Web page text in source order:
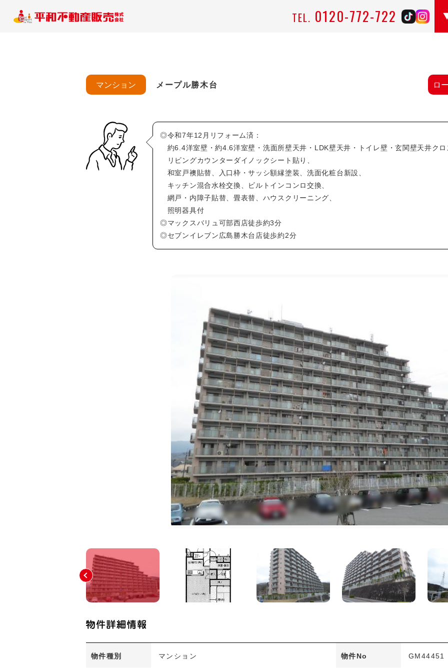
TEL. 0120-772-722
マンション メープル勝木台 ロ
◎令和7年12月リフォーム済：
約6.4洋室壁・約4.6洋室壁・洗面所壁天井・LDK壁天井・トイレ壁・玄関壁天井クロ
リビングカウンターダイノックシート貼り、
和室戸襖貼替、入口枠・サッシ額縁塗装、洗面化粧台新設、
キッチン混合水栓交換、ビルトインコンロ交換、
網戸・内障子貼替、畳表替、ハウスクリーニング、
照明器具付
◎マックスバリュ可部西店徒歩約3分
◎セブンイレブン広島勝木台店徒歩約2分
物件種別 マンション 物件No GM44451